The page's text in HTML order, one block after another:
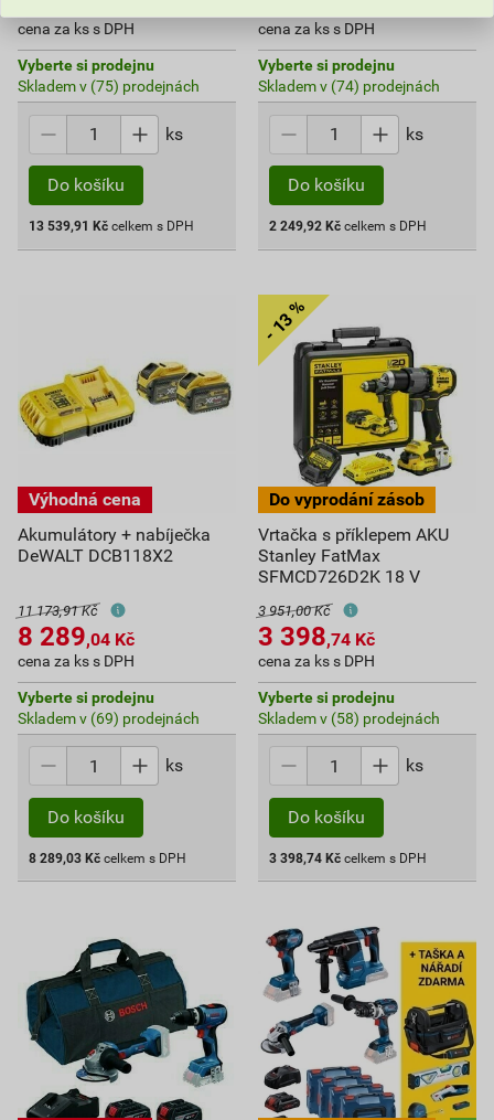
cena za ks s DPH
Vyberte si prodejnu
Skladem v (75) prodejnách
ks
Do košíku
13 539,91 Kč celkem s DPH
cena za ks s DPH
Vyberte si prodejnu
Skladem v (74) prodejnách
ks
Do košíku
2 249,92 Kč celkem s DPH
Akumulátory + nabíječka
DeWALT DCB118X2
11 173,91 Kč
8 289,04 Kč
cena za ks s DPH
Vyberte si prodejnu
Skladem v (69) prodejnách
ks
Do košíku
8 289,03 Kč celkem s DPH
Vrtačka s příklepem AKU
Stanley FatMax
SFMCD726D2K 18 V
3 951,00 Kč
3 398,74 Kč
cena za ks s DPH
Vyberte si prodejnu
Skladem v (58) prodejnách
ks
Do košíku
3 398,74 Kč celkem s DPH